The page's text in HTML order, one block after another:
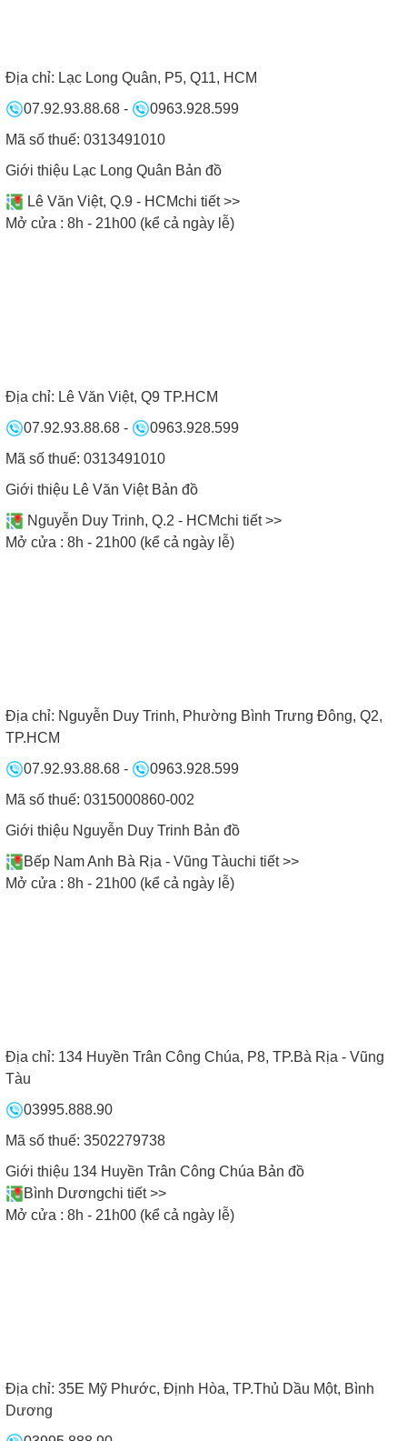
CAM KẾT CỦA BẾP NAM ANH
SHOWROOM BẾP NAM ANH
Địa chỉ: Lạc Long Quân, P5, Q11, HCM
07.92.93.88.68 -
0963.928.599
Mã số thuế: 0313491010
Giới thiệu Lạc Long Quân Bản đồ
Lê Văn Việt, Q.9 - HCMchi tiết >>
Mở cửa : 8h - 21h00 (kể cả ngày lễ)
Địa chỉ: Lê Văn Việt, Q9 TP.HCM
07.92.93.88.68 -
0963.928.599
Mã số thuế: 0313491010
Giới thiệu Lê Văn Việt Bản đồ
Nguyễn Duy Trinh, Q.2 - HCMchi tiết >>
Mở cửa : 8h - 21h00 (kể cả ngày lễ)
Địa chỉ: Nguyễn Duy Trinh, Phường Bình Trưng Đông, Q2,
TP.HCM
07.92.93.88.68 -
0963.928.599
Mã số thuế: 0315000860-002
Giới thiệu Nguyễn Duy Trinh Bản đồ
Bếp Nam Anh Bà Rịa - Vũng Tàuchi tiết >>
Mở cửa : 8h - 21h00 (kể cả ngày lễ)
Địa chỉ: 134 Huyền Trân Công Chúa, P8, TP.Bà Rịa - Vũng
Tàu
03995.888.90
Mã số thuế: 3502279738
Giới thiệu 134 Huyền Trân Công Chúa Bản đồ
Bình Dươngchi tiết >>
Mở cửa : 8h - 21h00 (kể cả ngày lễ)
Địa chỉ: 35E Mỹ Phước, Định Hòa, TP.Thủ Dầu Một, Bình
Dương